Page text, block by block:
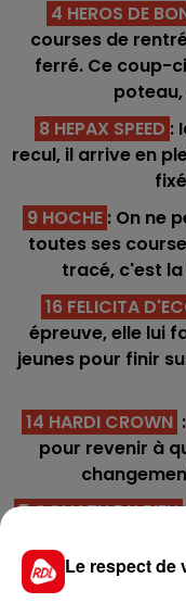
4 HEROS DE
courses de
ferré. Ce coup-
8 HEPAX SPEED :
recul, il arrive en
9 HOCHE : On ne
toutes ses
tracé, c'est
16 FELICITA
épreuve, elle lui
jeunes pour finir
14 HARDI CROWN
pour revenir à
7 GOLIATH DU RIEU
préparer ce
Le respect de